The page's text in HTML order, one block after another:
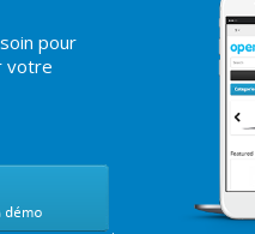
pour
votre